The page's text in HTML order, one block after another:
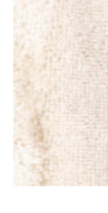
Narben und Toxine kann
blockiert werden, was
schmerzhaften
Maharishi Ayurveda
Behandlungen öffnen
sanfte Anwendungen.
können sowohl
bestehenden